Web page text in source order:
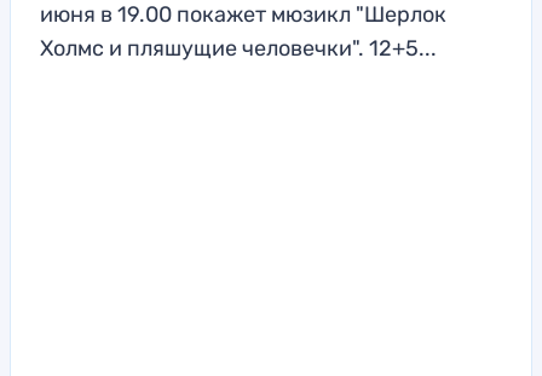
июня в 19.00 покажет мюзикл "Шерлок
Холмс и пляшущие человечки". 12+5...